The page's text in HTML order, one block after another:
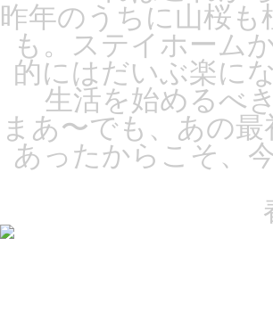
昨年のうちに山桜
も。ステイホーム
的にはだいぶ楽に
生活を始めるべ
まあ〜でも、あの
あったからこそ、